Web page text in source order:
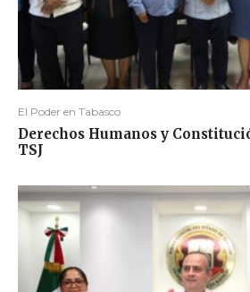
El Poder en Tabasco
Derechos Humanos y
TSJ